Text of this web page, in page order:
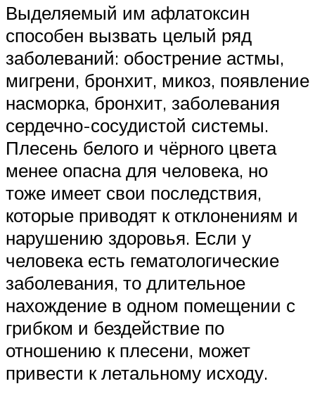
Выделяемый им афлатоксин
способен вызвать целый ряд
заболеваний: обострение астмы,
мигрени, бронхит, микоз, появление
насморка, бронхит, заболевания
сердечно-сосудистой системы.
Плесень белого и чёрного цвета
менее опасна для человека, но
тоже имеет свои последствия,
которые приводят к отклонениям и
нарушению здоровья. Если у
человека есть гематологические
заболевания, то длительное
нахождение в одном помещении с
грибком и бездействие по
отношению к плесени, может
привести к летальному исходу.